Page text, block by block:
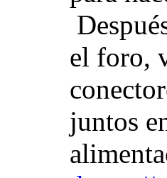
el foro,
juntos